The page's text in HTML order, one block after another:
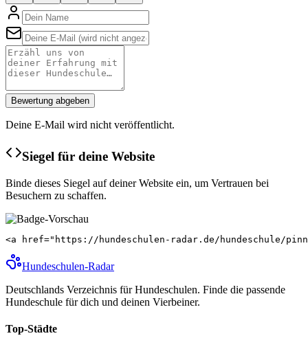
Bewertung abgeben
Deine E-Mail wird nicht veröffentlicht.
Siegel für deine Website
Binde dieses Siegel auf deiner Website ein, um Vertrauen bei
Besuchern zu schaffen.
<a href="https://hundeschulen-radar.de/hundeschule/
Hundeschulen-Radar
Deutschlands Verzeichnis für Hundeschulen. Finde die passende
Hundeschule für dich und deinen Vierbeiner.
Top-Städte